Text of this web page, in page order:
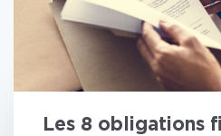
Les 8 obligations